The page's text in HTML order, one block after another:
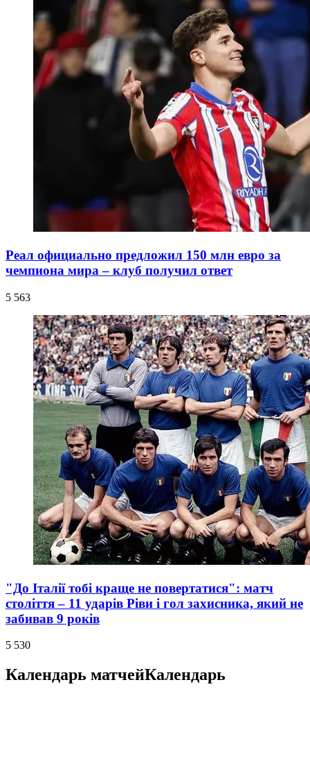
Реал официально предложил 150 млн евро за
чемпиона мира – клуб получил ответ
5 563
"До Італії тобі краще не повертатися": матч
століття – 11 ударів Ріви і гол захисника, який не
забивав 9 років
5 530
Календарь матчейКалендарь